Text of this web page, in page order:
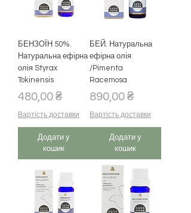
БЕНЗОЇН 50%.
Натуральна ефірна
олія Styrax
Tokinensis
Ціна
480,00 ₴
Вартість доставки
Додати у
кошик
БЕЙ. Натуральна
ефірна олія
/Pimenta
Racemosa
Ціна
890,00 ₴
Вартість доставки
Додати у
кошик